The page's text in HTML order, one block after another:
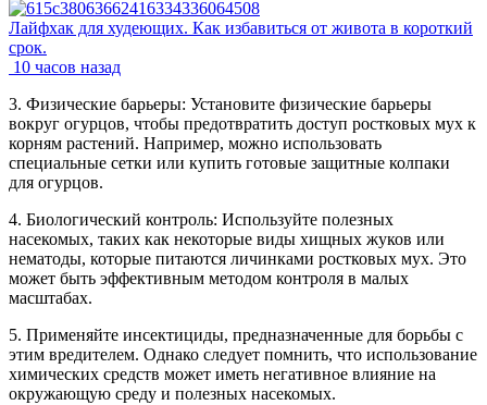
Лайфхак для худеющих. Как избавиться от живота в короткий
срок.
10 часов назад
3. Физические барьеры: Установите физические барьеры
вокруг огурцов, чтобы предотвратить доступ ростковых мух к
корням растений. Например, можно использовать
специальные сетки или купить готовые защитные колпаки
для огурцов.
4. Биологический контроль: Используйте полезных
насекомых, таких как некоторые виды хищных жуков или
нематоды, которые питаются личинками ростковых мух. Это
может быть эффективным методом контроля в малых
масштабах.
5. Применяйте инсектициды, предназначенные для борьбы с
этим вредителем. Однако следует помнить, что использование
химических средств может иметь негативное влияние на
окружающую среду и полезных насекомых.